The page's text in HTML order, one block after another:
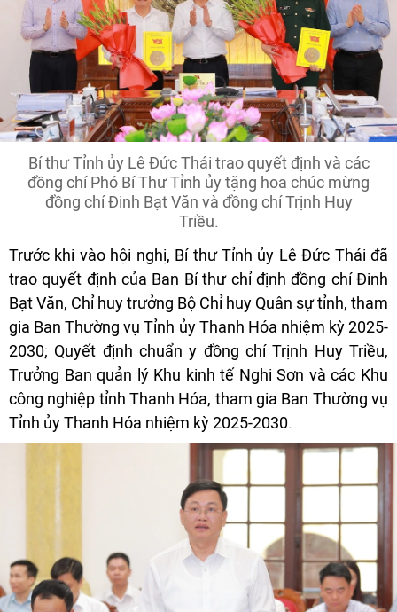
Bí thư Tỉnh ủy Lê Đức Thái trao quyết định và các
đồng chí Phó Bí Thư Tỉnh ủy tặng hoa chúc mừng
đồng chí Đinh Bạt Văn và đồng chí Trịnh Huy
Triều.
Trước khi vào hội nghị, Bí thư Tỉnh ủy Lê Đức Thái đã
trao quyết định của Ban Bí thư chỉ định đồng chí Đinh
Bạt Văn, Chỉ huy trưởng Bộ Chỉ huy Quân sự tỉnh, tham
gia Ban Thường vụ Tỉnh ủy Thanh Hóa nhiệm kỳ 2025-
2030; Quyết định chuẩn y đồng chí Trịnh Huy Triều,
Trưởng Ban quản lý Khu kinh tế Nghi Sơn và các Khu
công nghiệp tỉnh Thanh Hóa, tham gia Ban Thường vụ
Tỉnh ủy Thanh Hóa nhiệm kỳ 2025-2030.